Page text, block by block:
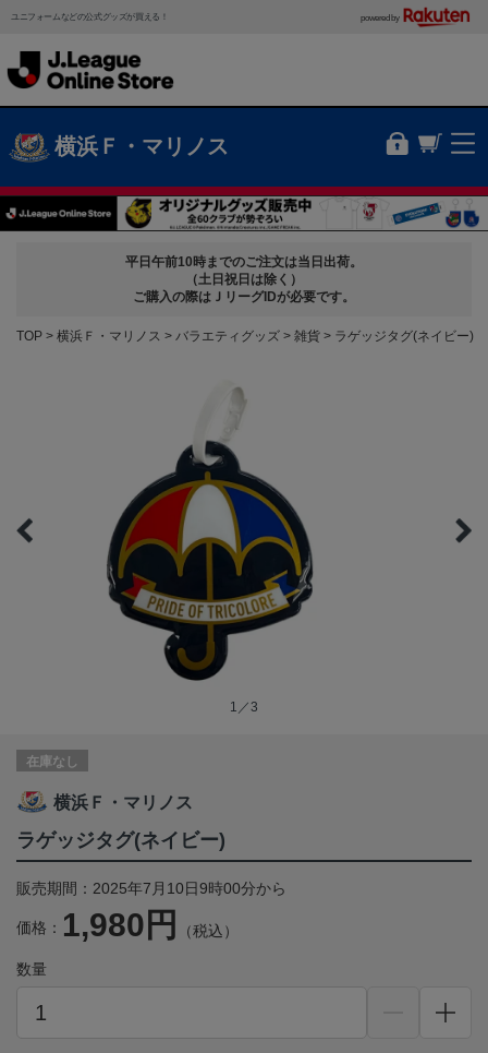
ユニフォームなどの公式グッズが買える！ powered by
横浜Ｆ・マリノス
平日午前10時までのご注文は当日出荷。
（土日祝日は除く）
ご購入の際はＪリーグIDが必要です。
TOP 横浜Ｆ・マリノス バラエティグッズ 雑貨 ラゲッジタグ(ネイビー)
1／3
在庫なし
横浜Ｆ・マリノス
ラゲッジタグ(ネイビー)
販売期間：2025年7月10日9時00分から
価格： 1,980円 （税込）
数量